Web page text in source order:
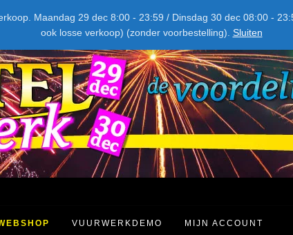
Maandag 29 dec 8:00 - 23:59 / Dinsdag 30 dec 08:00 -
ook losse verkoop) (zonder voorbestelling). Sluiten
VUURWERKDEMO MIJN ACCOUNT